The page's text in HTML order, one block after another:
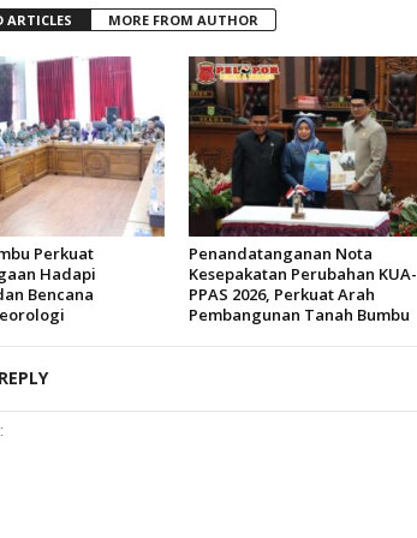
ARTICLES MORE FROM AUTHOR
Perkuat
Hadapi
Bencana
Penandatanganan Nota
Kesepakatan Perubahan KUA-
PPAS 2026, Perkuat Arah
Pembangunan Tanah Bumbu